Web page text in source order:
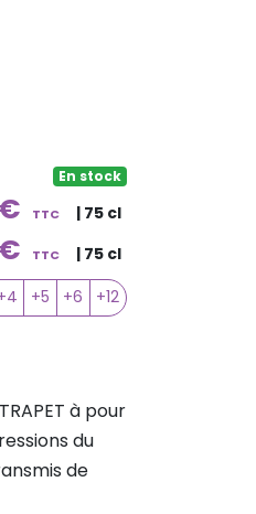
En stock
TTC | 75 cl
TTC
| 75 cl
+5 +6 +12
à pour
du
de